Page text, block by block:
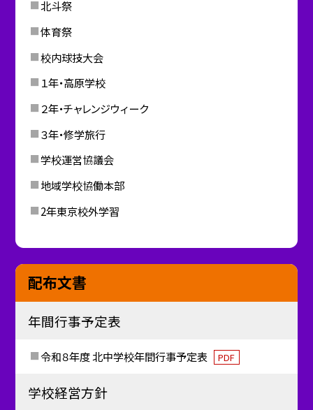
北斗祭
体育祭
校内球技大会
１年・高原学校
２年・チャレンジウィーク
３年・修学旅行
学校運営協議会
地域学校協働本部
2年東京校外学習
配布文書
年間行事予定表
令和８年度 北中学校年間行事予定表 PDF
学校経営方針